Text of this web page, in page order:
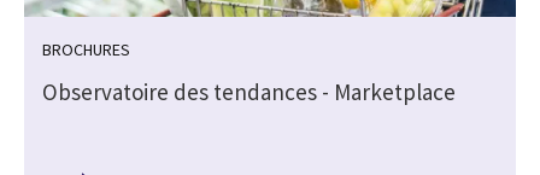
BROCHURES
Observatoire des tendances - Marketplace